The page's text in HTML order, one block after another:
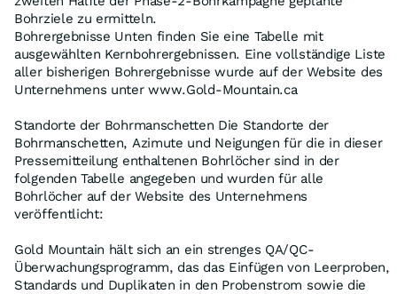
Bohrziele zu ermitteln.
Bohrergebnisse Unten finden Sie eine Tabelle mit
ausgewählten Kernbohrergebnissen. Eine vollständige Liste
aller bisherigen Bohrergebnisse wurde auf der Website des
Unternehmens unter www.Gold-Mountain.ca
Standorte der Bohrmanschetten Die Standorte der
Bohrmanschetten, Azimute und Neigungen für die in dieser
Pressemitteilung enthaltenen Bohrlöcher sind in der
folgenden Tabelle angegeben und wurden für alle
Bohrlöcher auf der Website des Unternehmens
veröffentlicht:
Gold Mountain hält sich an ein strenges QA/QC-
Überwachungsprogramm, das das Einfügen von Leerproben,
Standards und Duplikaten in den Probenstrom sowie die